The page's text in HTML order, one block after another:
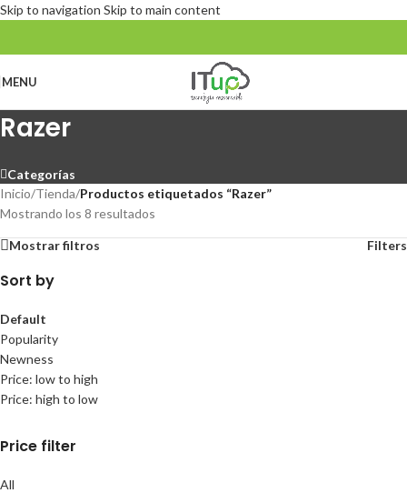
Skip to navigation Skip to main content
MENU
Razer
Categorías
Inicio/Tienda/Productos etiquetados “Razer”
Mostrando los 8 resultados
Mostrar filtros Filters
Sort by
Default
Popularity
Newness
Price: low to high
Price: high to low
Price filter
All